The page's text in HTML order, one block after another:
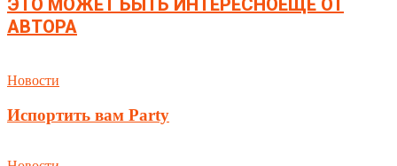
ЭТО МОЖЕТ БЫТЬ ИНТЕРЕСНОЕЩЕ ОТ
АВТОРА
Новости
Испортить вам Party